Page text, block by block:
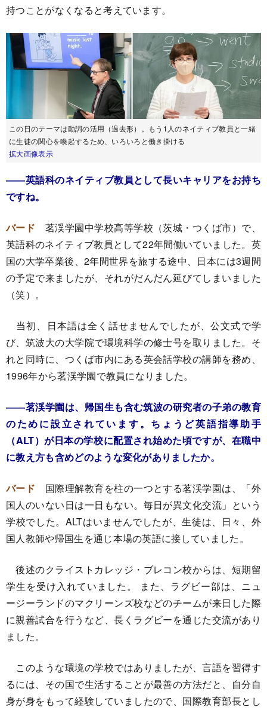
持つことがなくなると考えています。
この日のテーマは動詞の活用（過去形）。もう1人のネイティブ教員と一緒
に生徒の関心を喚起するため、いろいろと働き掛ける
拡大画像表示
――英語科のネイティブ教員として長いキャリアをお持ち
ですね。
バード 茗渓学園中学校高等学校（茨城・つくば市）で、
英語科のネイティブ教員として22年間働いていました。英
国の大学卒業後、2年間世界を旅する途中、日本には3週間
の予定で来ましたが、それがだんだん延びてしまいました
（笑）。
当初、日本語は全く話せませんでしたが、公文式で学
び、筑波大の大学院で環境科学の修士号を取りました。そ
れと同時に、つくば市内にある英会話学校の講師を務め、
1996年から茗渓学園で教員になりました。
――茗渓学園は、帰国生も含む筑波の研究者の子弟の教育
のために設立されています。ちょうど英語指導助手
（ALT）が日本の学校に配置され始めた頃ですが、在職中
に教え方も含めどのような変化がありましたか。
バード 国際理解教育を柱の一つとする茗渓学園は、「外
国人のいない日は一日もない。毎日が異文化交流」という
学校でした。ALTはいませんでしたが、生徒は、日々、外
国人教師や帰国生を通じ本場の英語に接していました。
後述のクライストカレッジ・ブレコン校からは、短期留
学生を受け入れていました。 また、ラグビー部は、ニュ
ージーランドのマクリーンズ校などのチームが来日した際
に親善試合を行うなど、長くラグビーを通じた交流があり
ました。
このような環境の学校ではありましたが、言語を習得す
るには、その国で生活することが最善の方法だと、自分自
身が身をもって経験していましたので、国際教育部長とし